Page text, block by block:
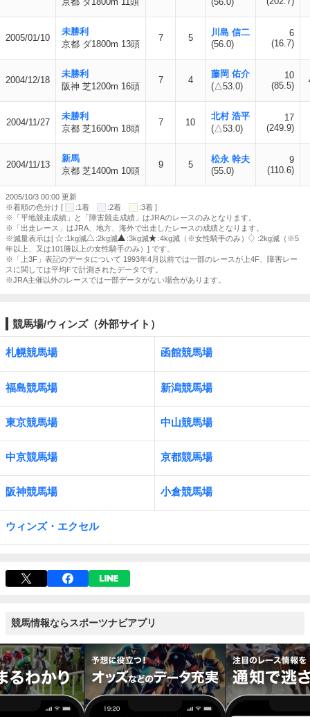
2005/01/10
未勝利
京都 ダ1800m 13頭
7 5
川島 信二
(56.0)
6
(16.7)
2004/12/18
未勝利
阪神 芝1200m 16頭
7 4
藤岡 佑介
(△53.0)
10
(85.5)
2004/11/27
未勝利
京都 芝1600m 18頭
7 10
北村 浩平
(△53.0)
17
(249.9)
2004/11/13
新馬
京都 芝1400m 10頭
9 5
松永 幹夫
(55.0)
9
(110.6)
2005/10/3 00:00 更新
※着順の色分け [
:1着 :2着
:3着 ]
※「平地競走成績」と「障害競走成績」はJRAのレースのみとなります。
※「出走レース」はJRA、地方、海外で出走したレースの成績となります。
※減量表示は[
:1kg減 :2kg減 :3kg減 :4kg減（※女性騎手のみ）
:2kg減（※5
年以上、又は101勝以上の女性騎手のみ）] です。
※「上3F」表記のデータについて 1993年4月以前では一部のレースが上4F、障害レー
スに関しては平均Fで計測されたデータです。
※JRA主催以外のレースでは一部データがない場合があります。
競馬場/ウィンズ（外部サイト）
札幌競馬場 函館競馬場
福島競馬場 新潟競馬場
東京競馬場 中山競馬場
中京競馬場 京都競馬場
阪神競馬場 小倉競馬場
ウィンズ・エクセル
競馬情報ならスポーツナビアプリ